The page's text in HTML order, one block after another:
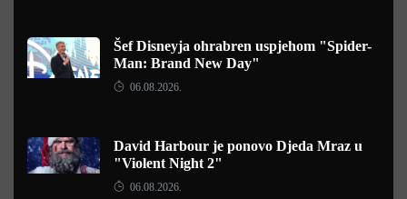
Šef Disneyja ohrabren uspjehom "Spider-
Man: Brand New Day"
06.08.2026.
David Harbour je ponovo Djeda Mraz u
"Violent Night 2"
06.08.2026.